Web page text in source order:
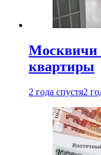
Москвичи
квартиры
2 года спустя2